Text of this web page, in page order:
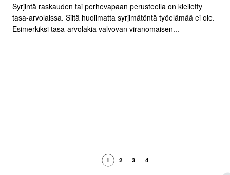
Syrjintä raskauden tai perhevapaan perusteella on kielletty
tasa-arvolaissa. Siitä huolimatta syrjimätöntä työelämää ei ole.
Esimerkiksi tasa-arvolakia valvovan viranomaisen...
1 2 3 4